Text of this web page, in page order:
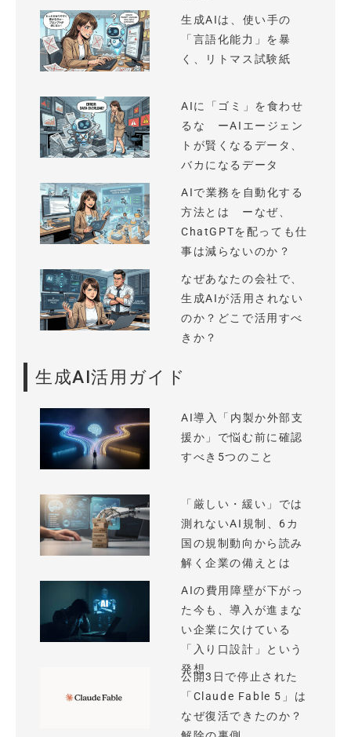
生成AIは、使い手の
「言語化能力」を暴
く、リトマス試験紙
AIに「ゴミ」を食わせ
るな ーAIエージェン
トが賢くなるデータ、
バカになるデータ
AIで業務を自動化する
方法とは ーなぜ、
ChatGPTを配っても仕
事は減らないのか？
なぜあなたの会社で、
生成AIが活用されない
のか？どこで活用すべ
きか？
生成AI活用ガイド
AI導入「内製か外部支
援か」で悩む前に確認
すべき5つのこと
「厳しい・緩い」では
測れないAI規制、6カ
国の規制動向から読み
解く企業の備えとは
AIの費用障壁が下がっ
た今も、導入が進まな
い企業に欠けている
「入り口設計」という
発想
公開3日で停止された
「Claude Fable 5」は
なぜ復活できたのか？